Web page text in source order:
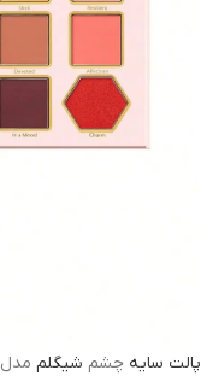
پالت سایه چشم شیگلم مدل CARING CANCER